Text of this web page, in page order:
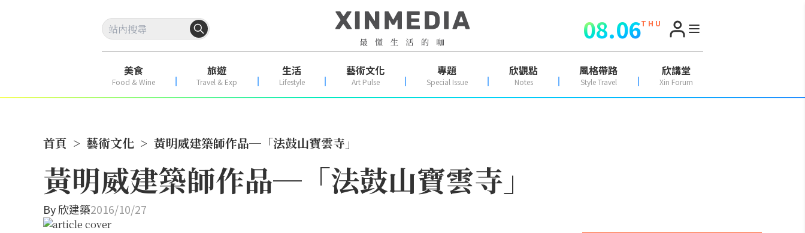
08.06T H U
美食
Food & Wine
旅遊
Travel & Exp
生活
Lifestyle
藝術文化
Art Pulse
專題
Special Issue
欣觀點
Notes
風格帶路
Style Travel
欣講堂
Xin Forum
首頁 > 藝術文化 > 黃明威建築師作品─「法鼓山寶雲寺」
黃明威建築師作品─「法鼓山寶雲寺」
By欣建築2016/10/27